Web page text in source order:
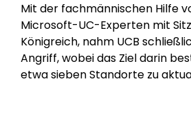
Mit der fachmännischen Hilfe
Microsoft-UC-Experten mit
Königreich, nahm UCB
Angriff, wobei das Ziel darin
etwa sieben Standorte zu